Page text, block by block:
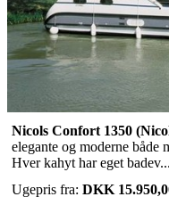
Nicols Confort 1350
elegante og moderne både
Hver kahyt har eget badev...
Ugepris fra: DKK